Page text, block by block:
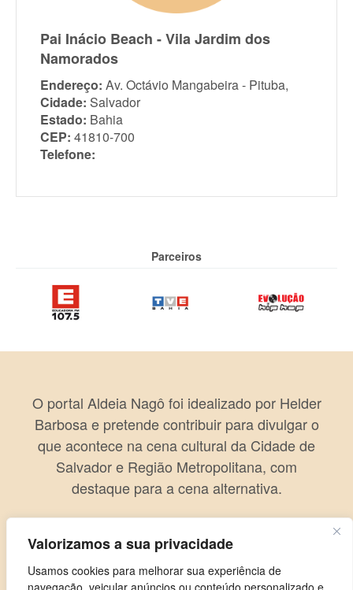
Valorizamos a sua privacidade
Usamos cookies para melhorar sua experiência de
navegação, veicular anúncios ou conteúdo personalizado e
Pai Inácio Beach - Vila Jardim dos
Namorados
Endereço: Av. Octávio Mangabeira - Pituba,
Cidade: Salvador
Estado: Bahia
CEP: 41810-700
Telefone:
Parceiros
O portal Aldeia Nagô foi idealizado por Helder
Barbosa e pretende contribuir para divulgar o
que acontece na cena cultural da Cidade de
Salvador e Região Metropolitana, com
destaque para a cena alternativa.